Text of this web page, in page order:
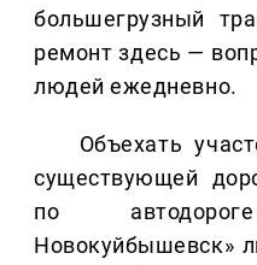
большегрузный
ремонт здесь —
людей ежедневно.
Объехать
существующей
по
Новокуйбышевск»